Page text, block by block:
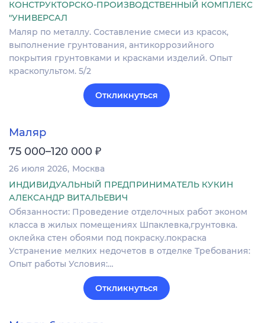
КОНСТРУКТОРСКО-ПРОИЗВОДСТВЕННЫЙ КОМПЛЕКС
"УНИВЕРСАЛ
Маляр по металлу. Составление смеси из красок,
выполнение грунтования, антикоррозийного
покрытия грунтовками и красками изделий. Опыт
краскопультом. 5/2
Откликнуться
Маляр
75 000–120 000 ₽
26 июля 2026 Москва
ИНДИВИДУАЛЬНЫЙ ПРЕДПРИНИМАТЕЛЬ КУКИН
АЛЕКСАНДР ВИТАЛЬЕВИЧ
Обязанности: Проведение отделочных работ эконом
класса в жилых помещениях Шпаклевка,грунтовка.
оклейка стен обоями под покраску.покраска
Устранение мелких недочетов в отделке Требования:
Опыт работы Условия:…
Откликнуться